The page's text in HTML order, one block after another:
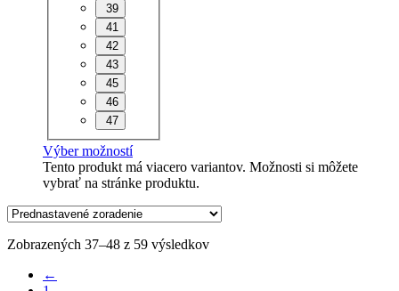
39
41
42
43
45
46
47
Výber možností
Tento produkt má viacero variantov. Možnosti si môžete
vybrať na stránke produktu.
Zobrazených 37–48 z 59 výsledkov
←